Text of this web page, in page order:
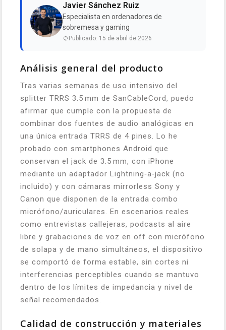
Javier Sánchez Ruiz
Especialista en ordenadores de
sobremesa y gaming
Publicado: 15 de abril de 2026
Análisis general del producto
Tras varias semanas de uso intensivo del
splitter TRRS 3.5 mm de SanCableCord, puedo
afirmar que cumple con la propuesta de
combinar dos fuentes de audio analógicas en
una única entrada TRRS de 4 pines. Lo he
probado con smartphones Android que
conservan el jack de 3.5 mm, con iPhone
mediante un adaptador Lightning‑a‑jack (no
incluido) y con cámaras mirrorless Sony y
Canon que disponen de la entrada combo
micrófono/auriculares. En escenarios reales
como entrevistas callejeras, podcasts al aire
libre y grabaciones de voz en off con micrófono
de solapa y de mano simultáneos, el dispositivo
se comportó de forma estable, sin cortes ni
interferencias perceptibles cuando se mantuvo
dentro de los límites de impedancia y nivel de
señal recomendados.
Calidad de construcción y materiales